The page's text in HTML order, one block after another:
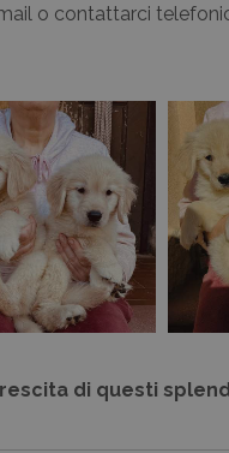
o contattarci
di questi